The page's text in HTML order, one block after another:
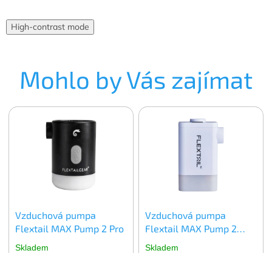
High-contrast mode
Mohlo by Vás zajímat
Vzduchová pumpa
Flextail MAX Pump 2 Pro
Skladem
Vzduchová pumpa
Flextail MAX Pump 2
Skladem